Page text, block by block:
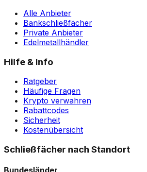
Alle Anbieter
Bankschließfächer
Private Anbieter
Edelmetallhändler
Hilfe & Info
Ratgeber
Häufige Fragen
Krypto verwahren
Rabattcodes
Sicherheit
Kostenübersicht
Schließfächer nach Standort